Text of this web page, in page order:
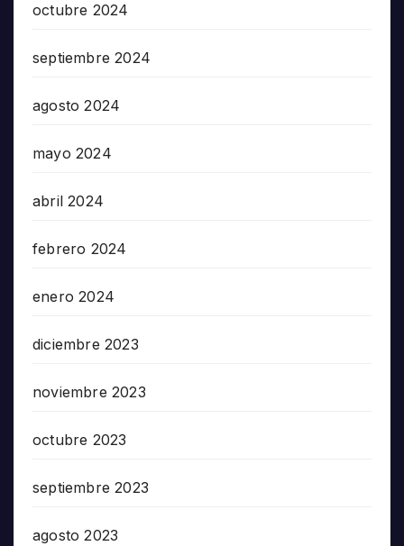
octubre 2024
septiembre 2024
agosto 2024
mayo 2024
abril 2024
febrero 2024
enero 2024
diciembre 2023
noviembre 2023
octubre 2023
septiembre 2023
agosto 2023